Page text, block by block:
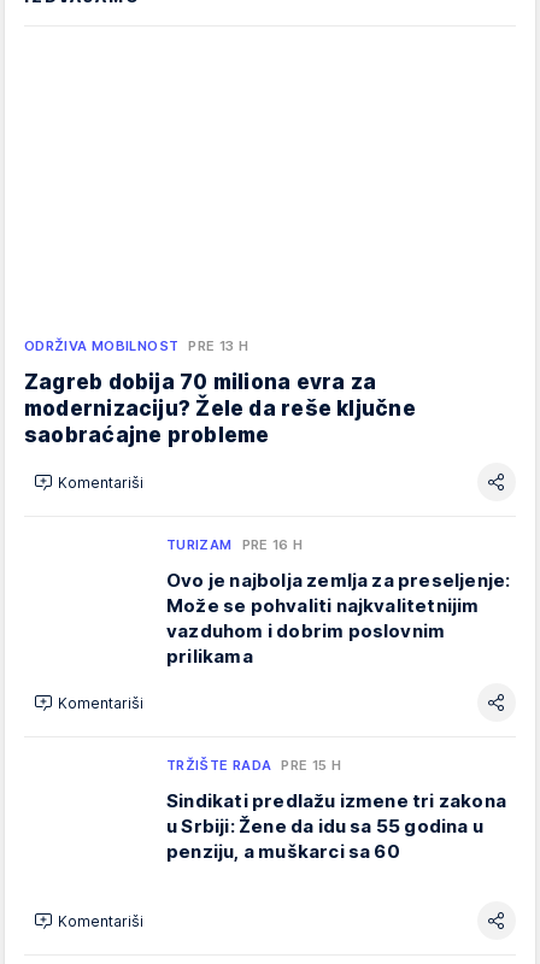
ODRŽIVA MOBILNOST PRE 13 H
Zagreb dobija 70 miliona evra za
modernizaciju? Žele da reše ključne
saobraćajne probleme
Komentariši
TURIZAM PRE 16 H
Ovo je najbolja zemlja za preseljenje:
Može se pohvaliti najkvalitetnijim
vazduhom i dobrim poslovnim
prilikama
Komentariši
TRŽIŠTE RADA PRE 15 H
Sindikati predlažu izmene tri zakona
u Srbiji: Žene da idu sa 55 godina u
penziju, a muškarci sa 60
Komentariši